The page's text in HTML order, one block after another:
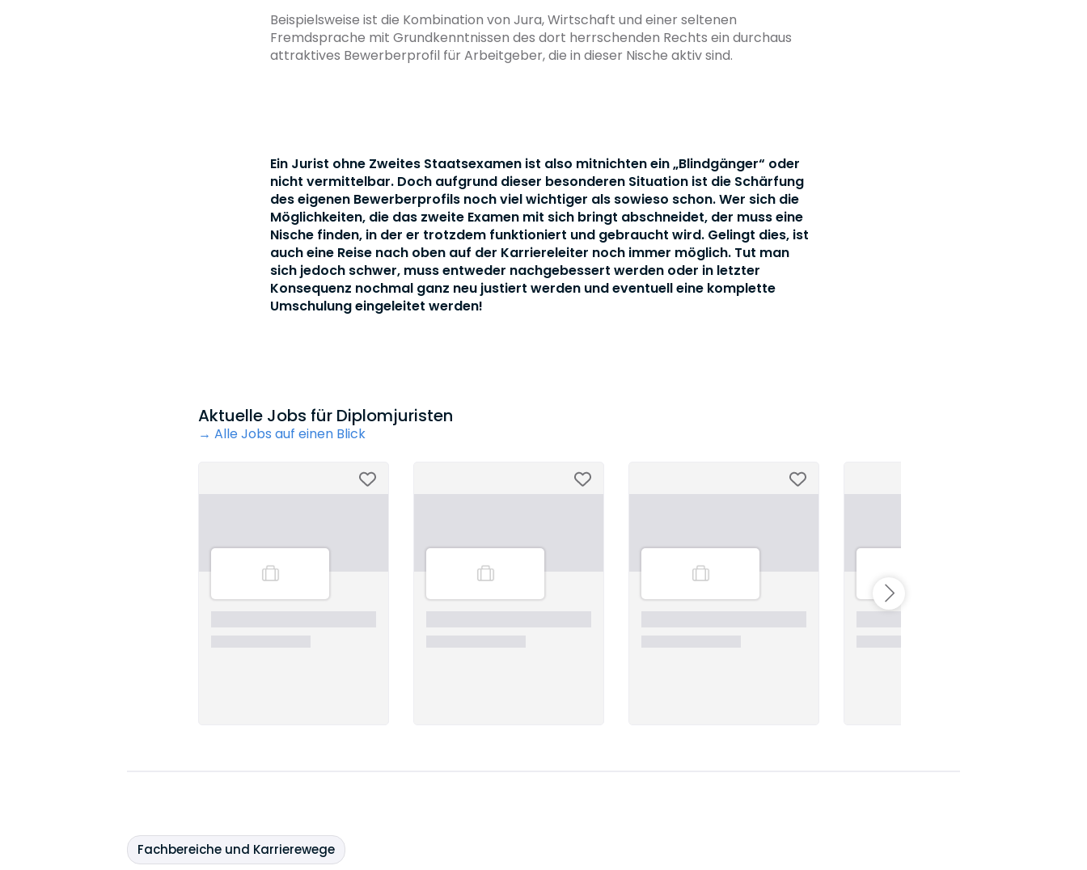
Beispielsweise ist die Kombination von Jura, Wirtschaft und einer seltenen
Fremdsprache mit Grundkenntnissen des dort herrschenden Rechts ein durchaus
attraktives Bewerberprofil für Arbeitgeber, die in dieser Nische aktiv sind.
Ein Jurist ohne Zweites Staatsexamen ist also mitnichten ein „Blindgänger“ oder
nicht vermittelbar. Doch aufgrund dieser besonderen Situation ist die Schärfung
des eigenen Bewerberprofils noch viel wichtiger als sowieso schon. Wer sich die
Möglichkeiten, die das zweite Examen mit sich bringt abschneidet, der muss eine
Nische finden, in der er trotzdem funktioniert und gebraucht wird. Gelingt dies, ist
auch eine Reise nach oben auf der Karriereleiter noch immer möglich. Tut man
sich jedoch schwer, muss entweder nachgebessert werden oder in letzter
Konsequenz nochmal ganz neu justiert werden und eventuell eine komplette
Umschulung eingeleitet werden!
Aktuelle Jobs für Diplomjuristen
→ Alle Jobs auf einen Blick
Fachbereiche und Karrierewege